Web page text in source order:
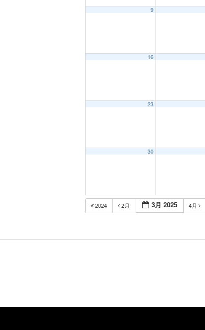
9
16
23
30
2024 2月 3月 2025 4月